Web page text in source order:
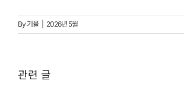
By기율 2026년 5월
관련 글